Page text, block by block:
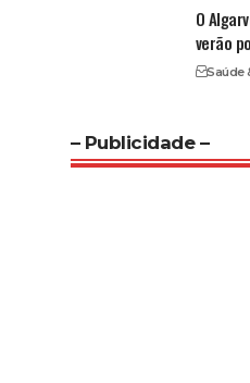
O
verão
Saúde
– Publicidade –